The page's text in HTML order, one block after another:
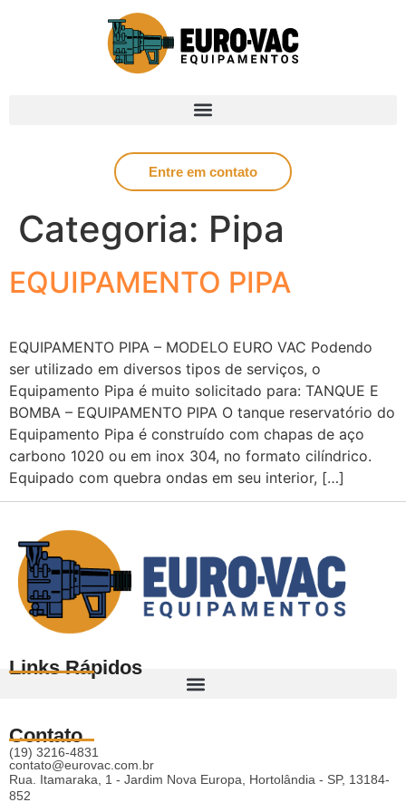
Entre em contato
Categoria: Pipa
EQUIPAMENTO PIPA
EQUIPAMENTO PIPA – MODELO EURO VAC Podendo
ser utilizado em diversos tipos de serviços, o
Equipamento Pipa é muito solicitado para: TANQUE E
BOMBA – EQUIPAMENTO PIPA O tanque reservatório do
Equipamento Pipa é construído com chapas de aço
carbono 1020 ou em inox 304, no formato cilíndrico.
Equipado com quebra ondas em seu interior, […]
Links Rápidos
Contato
(19) 3216-4831
contato@eurovac.com.br
Rua. Itamaraka, 1 - Jardim Nova Europa, Hortolândia - SP, 13184-
852